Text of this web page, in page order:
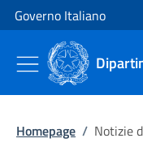
Vai al contenuto
Vai alla navigazione del sito
Governo Italiano
Homepage / Notizie